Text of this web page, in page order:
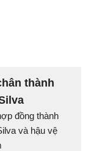
thành
đồng thành
và hậu vệ